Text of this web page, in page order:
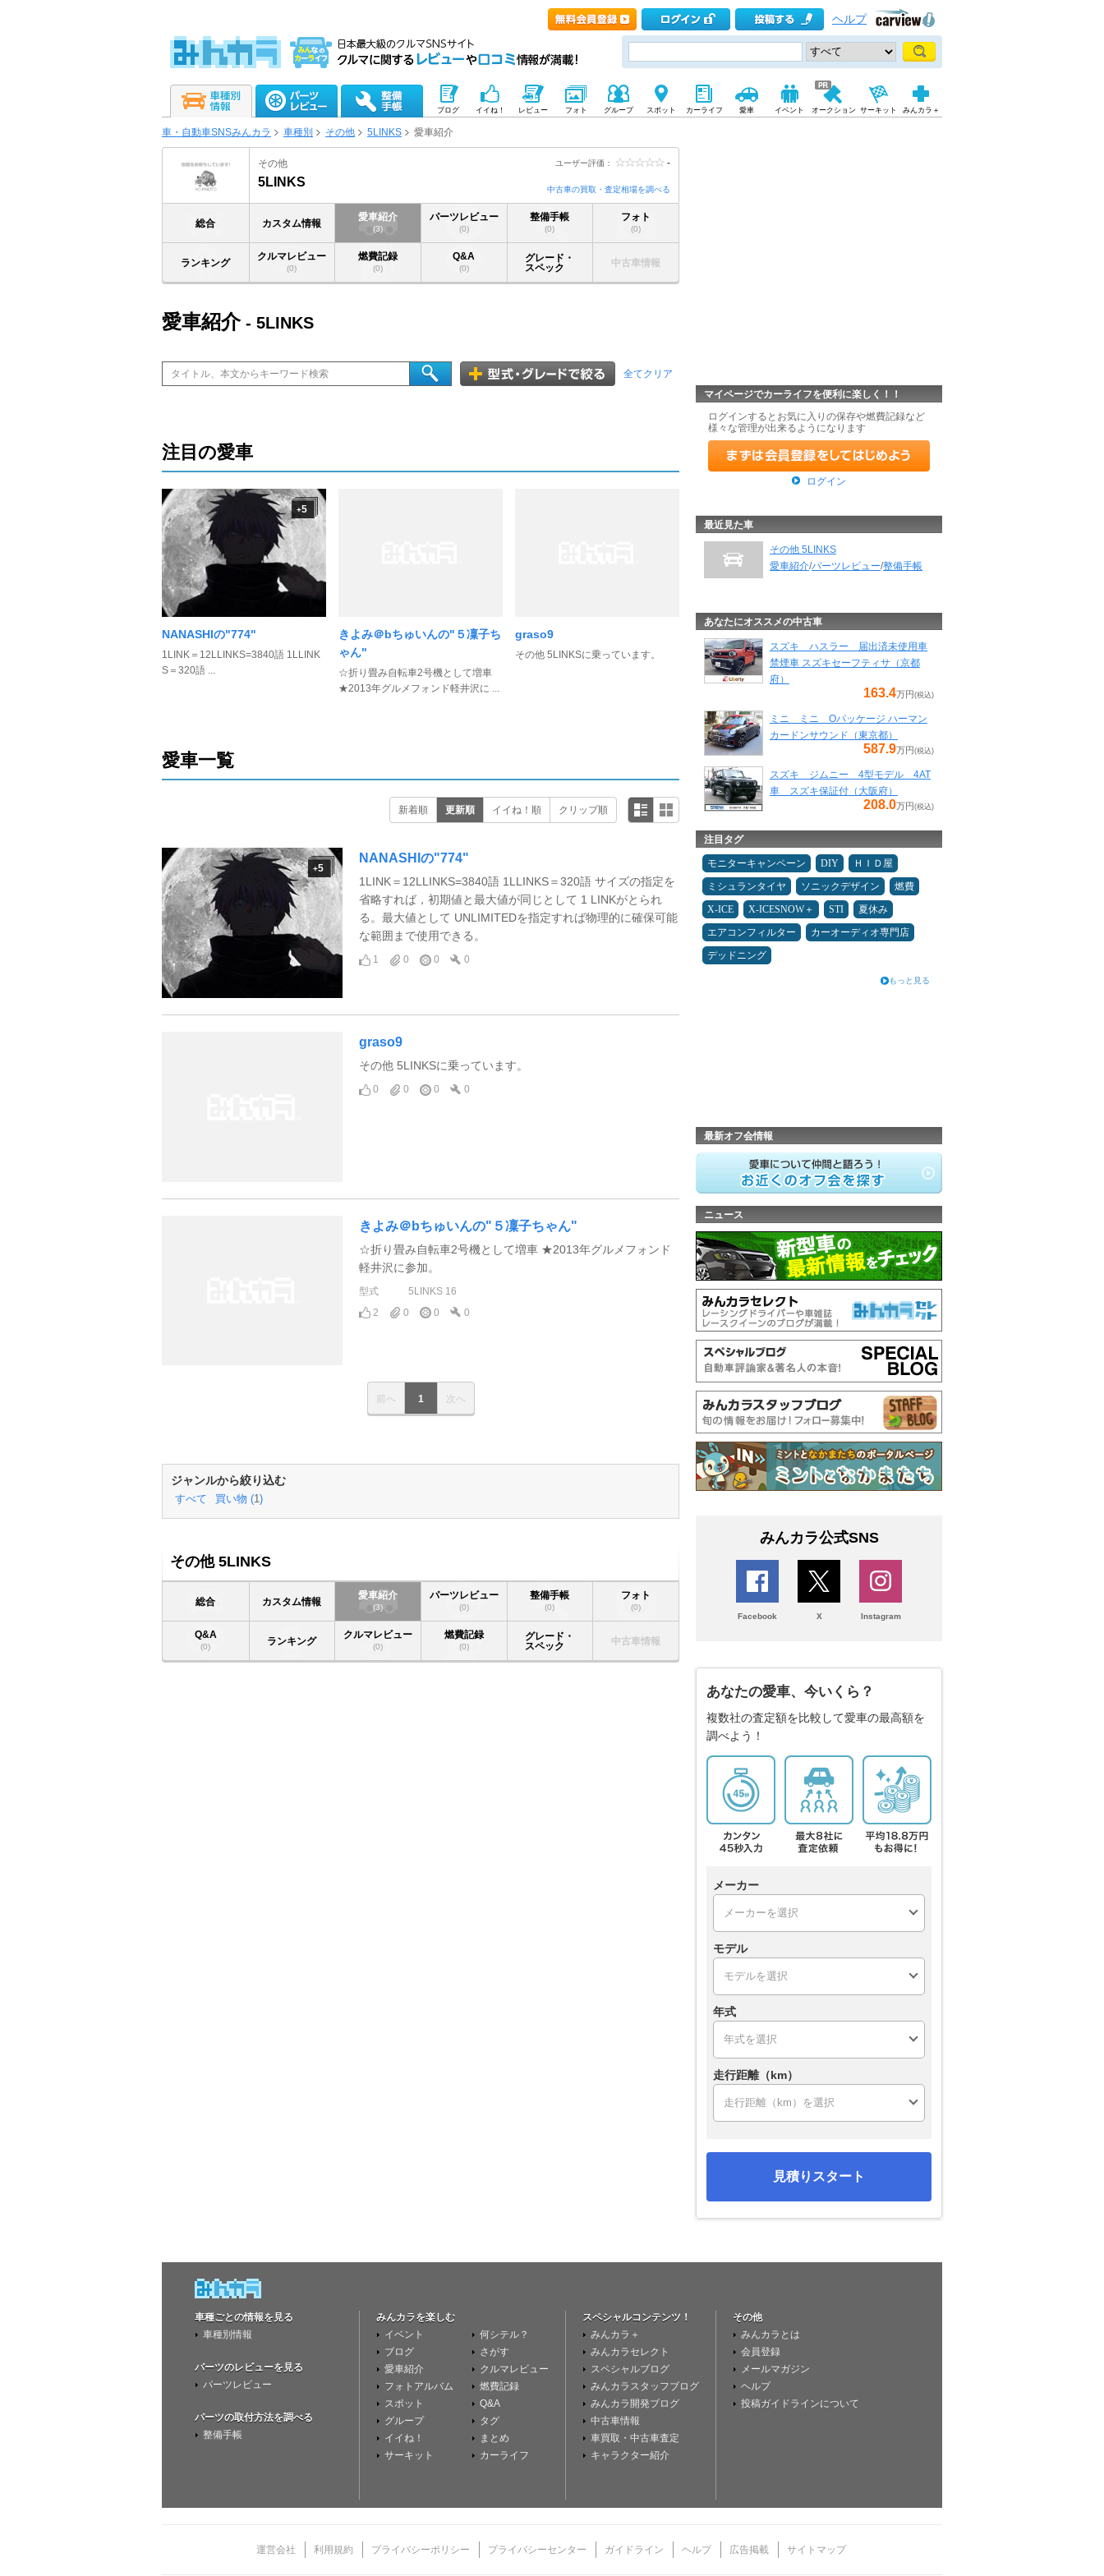
ヘルプ
ブログ イイね！ レビュー フォト グループ スポット カーライフ 愛車 イベント オークション サーキット みんカラ＋
車・自動車SNSみんカラ 車種別 その他 5LINKS 愛車紹介
ユーザー評価： -
その他
5LINKS
中古車の買取・査定相場を調べる
総合 カスタム情報
愛車紹介
(3)
パーツレビュー
(0)
整備手帳
(0)
フォト
(0)
ランキング
クルマレビュー
(0)
燃費記録
(0)
Q&A
(0)
グレード・
スペック
中古車情報
愛車紹介- 5LINKS
全てクリア
注目の愛車
+5
NANASHIの"774"
1LINK＝12LLINKS=3840語 1LLINK
S＝320語 ...
きよみ＠bちゅいんの"５凜子ち
ゃん"
☆折り畳み自転車2号機として増車
★2013年グルメフォンド軽井沢に ...
graso9
その他 5LINKSに乗っています。
愛車一覧
新着順 更新順 イイね！順 クリップ順
+5
NANASHIの"774"
1LINK＝12LLINKS=3840語 1LLINKS＝320語 サイズの指定を
省略すれば，初期値と最大値が同じとして 1 LINKがとられ
る。最大値として UNLIMITEDを指定すれば物理的に確保可能
な範囲まで使用できる。
1 0 0 0
graso9
その他 5LINKSに乗っています。
0 0 0 0
きよみ＠bちゅいんの"５凜子ちゃん"
☆折り畳み自転車2号機として増車 ★2013年グルメフォンド
軽井沢に参加。
型式
5LINKS 16
2
0 0 0
前へ 1 次へ
ジャンルから絞り込む
すべて 買い物 (1)
その他 5LINKS
総合 カスタム情報
愛車紹介
(3)
パーツレビュー
(0)
整備手帳
(0)
フォト
(0)
Q&A
(0) ランキング
クルマレビュー
(0)
燃費記録
(0)
グレード・
スペック
中古車情報
マイページでカーライフを便利に楽しく！！
ログインするとお気に入りの保存や燃費記録など
様々な管理が出来るようになります
ログイン
最近見た車
その他 5LINKS
愛車紹介/パーツレビュー/整備手帳
あなたにオススメの中古車
スズキ ハスラー 届出済未使用車
禁煙車 スズキセーフティサ（京都
府）
163.4万円 (税込)
ミニ ミニ Oパッケージ ハーマン
カードンサウンド（東京都）
587.9万円 (税込)
スズキ ジムニー 4型モデル 4AT
車 スズキ保証付（大阪府）
208.0万円 (税込)
注目タグ
モニターキャンペーン DIY
ＨＩＤ屋
ミシュランタイヤ
ソニックデザイン
燃費
X-ICE
X-ICESNOW＋ STI
夏休み
エアコンフィルター
カーオーディオ専門店
デッドニング
もっと見る
最新オフ会情報
ニュース
みんカラ公式SNS
Facebook X Instagram
あなたの愛車、今いくら？
複数社の査定額を比較して愛車の最高額を
調べよう！
メーカー
モデル
年式
走行距離（km）
見積りスタート
車種ごとの情報を見る
車種別情報
パーツのレビューを見る
パーツレビュー
パーツの取付方法を調べる
整備手帳
みんカラを楽しむ
イベント
ブログ
愛車紹介
フォトアルバム
スポット
グループ
イイね！
サーキット
何シテル？
さがす
クルマレビュー
燃費記録
Q&A
タグ
まとめ
カーライフ
スペシャルコンテンツ！
みんカラ＋
みんカラセレクト
スペシャルブログ
みんカラスタッフブログ
みんカラ開発ブログ
中古車情報
車買取・中古車査定
キャラクター紹介
その他
みんカラとは
会員登録
メールマガジン
ヘルプ
投稿ガイドラインについて
運営会社 利用規約 プライバシーポリシー プライバシーセンター ガイドライン ヘルプ 広告掲載 サイトマップ